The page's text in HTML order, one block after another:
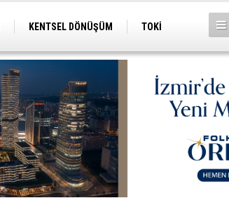
KENTSEL DÖNÜŞÜM
TOKİ